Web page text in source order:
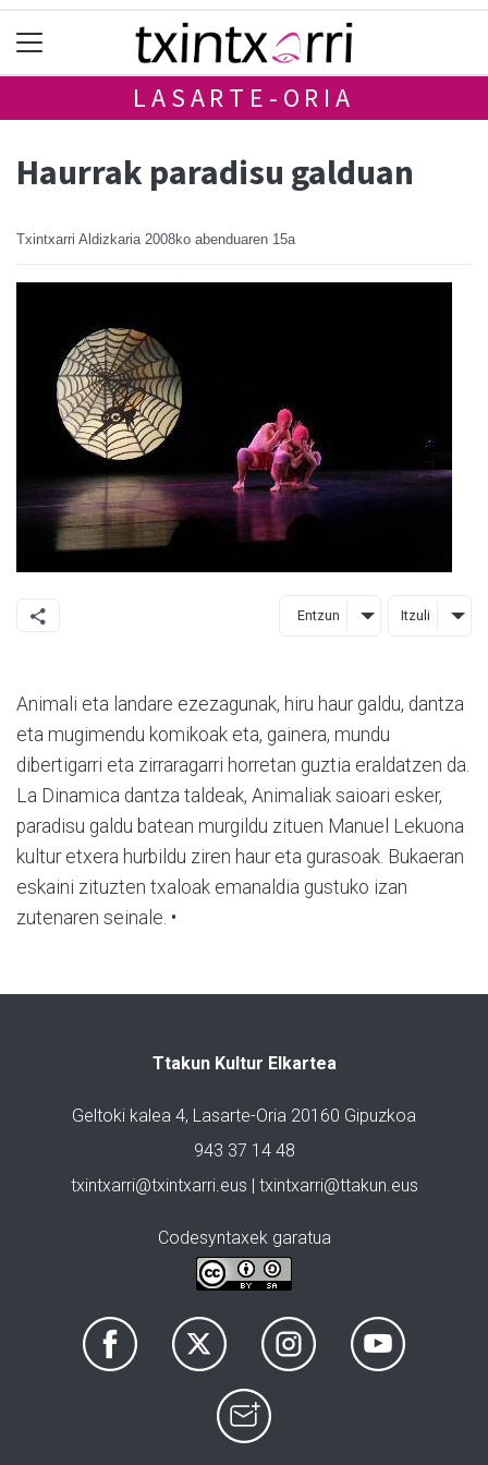
LASARTE-ORIA
Haurrak paradisu galduan
Txintxarri Aldizkaria 2008ko abenduaren 15a
Entzun Itzuli
Animali eta landare ezezagunak, hiru haur galdu, dantza
eta mugimendu komikoak eta, gainera, mundu
dibertigarri eta zirraragarri horretan guztia eraldatzen da.
La Dinamica dantza taldeak, Animaliak saioari esker,
paradisu galdu batean murgildu zituen Manuel Lekuona
kultur etxera hurbildu ziren haur eta gurasoak. Bukaeran
eskaini zituzten txaloak emanaldia gustuko izan
zutenaren seinale. •
Ttakun Kultur Elkartea
Geltoki kalea 4, Lasarte-Oria 20160 Gipuzkoa
943 37 14 48
txintxarri@txintxarri.eus | txintxarri@ttakun.eus
Codesyntaxek garatua